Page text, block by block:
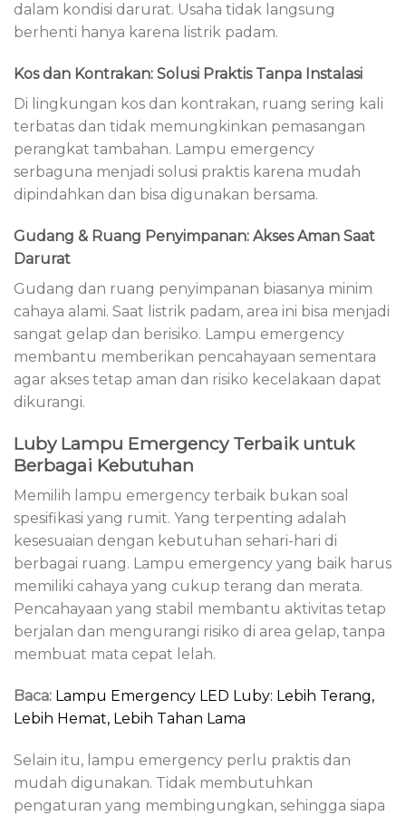
dalam kondisi darurat. Usaha tidak langsung
berhenti hanya karena listrik padam.
Kos dan Kontrakan: Solusi Praktis Tanpa Instalasi
Di lingkungan kos dan kontrakan, ruang sering kali
terbatas dan tidak memungkinkan pemasangan
perangkat tambahan. Lampu emergency
serbaguna menjadi solusi praktis karena mudah
dipindahkan dan bisa digunakan bersama.
Gudang & Ruang Penyimpanan: Akses Aman Saat
Darurat
Gudang dan ruang penyimpanan biasanya minim
cahaya alami. Saat listrik padam, area ini bisa menjadi
sangat gelap dan berisiko. Lampu emergency
membantu memberikan pencahayaan sementara
agar akses tetap aman dan risiko kecelakaan dapat
dikurangi.
Luby Lampu Emergency Terbaik untuk
Berbagai Kebutuhan
Memilih lampu emergency terbaik bukan soal
spesifikasi yang rumit. Yang terpenting adalah
kesesuaian dengan kebutuhan sehari-hari di
berbagai ruang. Lampu emergency yang baik harus
memiliki cahaya yang cukup terang dan merata.
Pencahayaan yang stabil membantu aktivitas tetap
berjalan dan mengurangi risiko di area gelap, tanpa
membuat mata cepat lelah.
Baca: Lampu Emergency LED Luby: Lebih Terang,
Lebih Hemat, Lebih Tahan Lama
Selain itu, lampu emergency perlu praktis dan
mudah digunakan. Tidak membutuhkan
pengaturan yang membingungkan, sehingga siapa